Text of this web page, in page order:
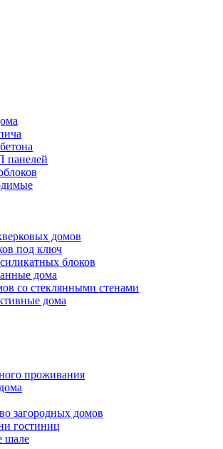
панелей
домов
под ключ
блоков
дома
со стеклянными стенами
дома
проживания
загородных домов
гостиниц
шале